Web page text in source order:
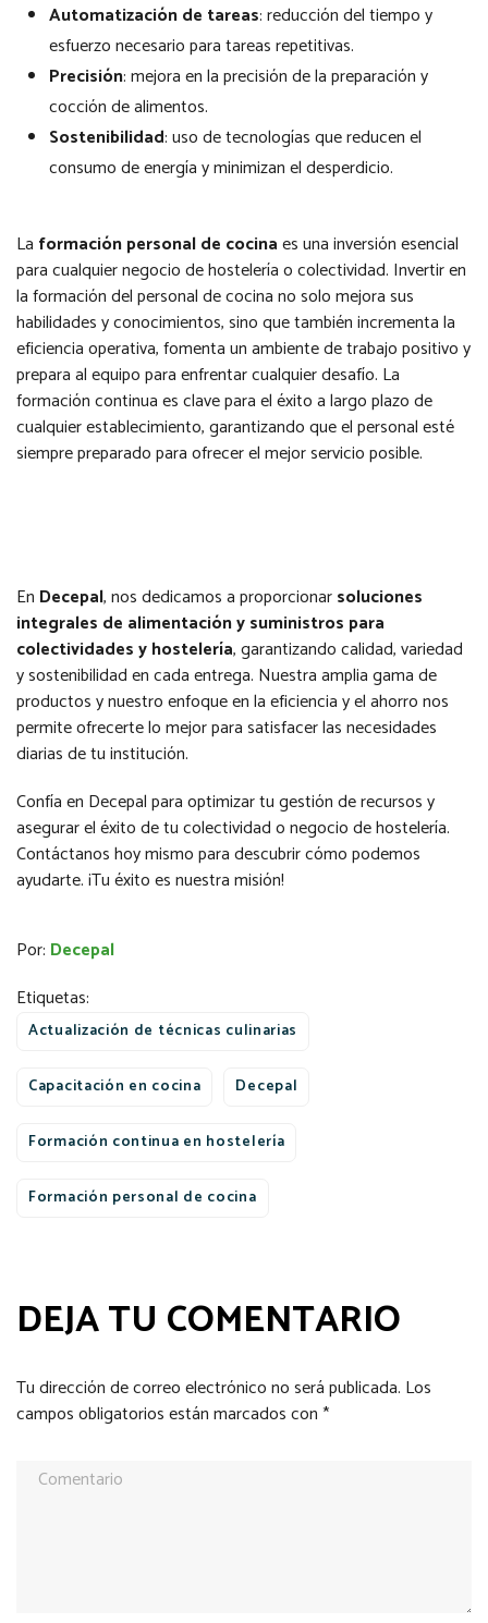
Automatización de tareas: reducción del tiempo y
esfuerzo necesario para tareas repetitivas.
Precisión: mejora en la precisión de la preparación y
cocción de alimentos.
Sostenibilidad: uso de tecnologías que reducen el
consumo de energía y minimizan el desperdicio.
La formación personal de cocinaes una inversión esencial
para cualquier negocio de hostelería o colectividad. Invertir en
la formación del personal de cocina no solo mejora sus
habilidades y conocimientos, sino que también incrementa la
eficiencia operativa, fomenta un ambiente de trabajo positivo y
prepara al equipo para enfrentar cualquier desafío. La
formación continua es clave para el éxito a largo plazo de
cualquier establecimiento, garantizando que el personal esté
siempre preparado para ofrecer el mejor servicio posible.
En Decepal, nos dedicamos a proporcionarsoluciones
integrales de alimentación y suministros para
colectividades y hostelería, garantizando calidad, variedad
y sostenibilidad en cada entrega. Nuestra amplia gama de
productos y nuestro enfoque en la eficiencia y el ahorro nos
permite ofrecerte lo mejor para satisfacer las necesidades
diarias de tu institución.
Confía en Decepal para optimizar tu gestión de recursos y
asegurar el éxito de tu colectividad o negocio de hostelería.
Contáctanos hoy mismo para descubrir cómo podemos
ayudarte. ¡Tu éxito es nuestra misión!
Por: Decepal
Etiquetas:
Actualización de técnicas culinarias
Capacitación en cocina Decepal
Formación continua en hostelería
Formación personal de cocina
DEJA TU COMENTARIO
Tu dirección de correo electrónico no será publicada. Los
campos obligatorios están marcados con*